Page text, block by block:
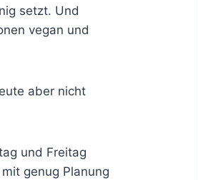
setzt. Und
vegan und
aber nicht
und Freitag
genug Planung